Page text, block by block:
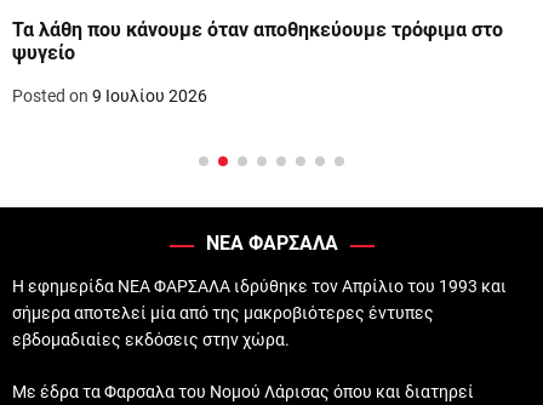
Τα λάθη που κάνουμε όταν αποθηκεύουμε τρόφιμα στο
ψυγείο
Posted on 9 Ιουλίου 2026
ΝΕΑ ΦΑΡΣΑΛΑ
Η εφημερίδα ΝΕΑ ΦΑΡΣΑΛΑ ιδρύθηκε τον Απρίλιο του 1993 και
σήμερα αποτελεί μία από της μακροβιότερες έντυπες
εβδομαδιαίες εκδόσεις στην χώρα.
Με έδρα τα Φαρσαλα του Νομού Λάρισας όπου και διατηρεί